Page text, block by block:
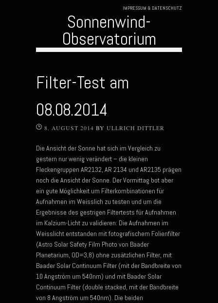
IMPRESSUM & DATENSCHUTZ
Sonnenwind-
Observatorium
Filter-Test am
08.08.2014
8. AUGUST 2014 BY ULLRICH DITTLER
Die Ansicht der Sonne hat sich im Vergleich zu
gestern nur wenig verändert – die kleinen
Fleckengruppen AR2132, AR 2134 und AR2135 prägen
noch die Ansicht der Sonne. Der Vormittag bot aber
ein gute Möglichkeit um Filterkombinationen für
Aufnahmen im Weisslich zu testen und um die
Ergebnisse des gestrigen Filtertests für Aufnahmen
im Kalzium-Licht zu validieren: Die Aufnahmen im
Weisslicht entstanden mit fotografischem Folienfilter
(Astro Solar Safety Film Photo von Baader
Planetarium, OD=3,8) ohne zusätzlichen Filter, mit
Baader Solar Continuum Filter (mit der Bandbreite von
10 Angström um 540nm) und mit Baader Solar
Continuum Filter (double stacked, mit der Bandbreite
von 8 Angström um 540nm). Die beiden